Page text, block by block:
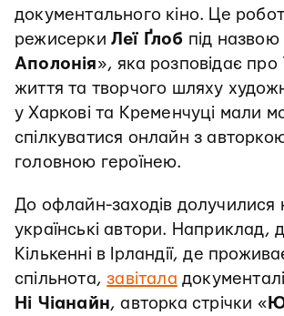
документального кіно. Це
режисерки Леї Ґлоб під назвою
Аполонія», яка розповідає про
життя та творчого шляху
у Харкові та Кременчуці мали
спілкуватися онлайн з
головною героїнею.
До офлайн-заходів долучилися
українські автори. Наприклад,
Кількенні в Ірландії, де
спільнота, завітала
Ні Чіанайн, авторка стрічки «